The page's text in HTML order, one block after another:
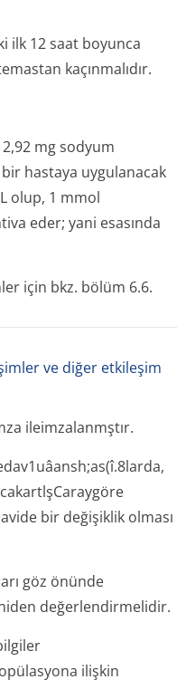
ilk 12 saat boyunca
kaçınmalıdır.
mg sodyum
hastaya uygulanacak
olup, 1 mmol
eder; yani esasında
için bkz. bölüm 6.6.
ve diğer etkileşim
ileimzalanmştır.
bir değişiklik olması
göz önünde
değerlendirmelidir.
ilişkin